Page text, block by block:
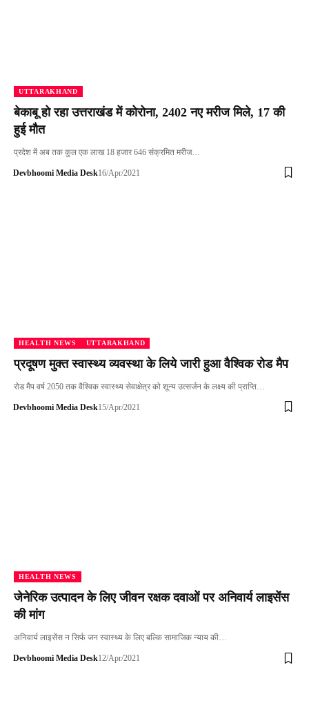
UTTARAKHAND
बेकाबू हो रहा उत्तराखंड में कोरोना, 2402 नए मरीज मिले, 17 की
हुई मौत
प्रदेश में अब तक कुल एक लाख 18 हजार 646 संक्रमित मरीज…
Devbhoomi Media Desk16/Apr/2021
HEALTH NEWS UTTARAKHAND
प्रदूषण मुक्‍त स्‍वास्‍थ्‍य व्‍यवस्‍था के लिये जारी हुआ वैश्विक रोड मैप
रोड मैप वर्ष 2050 तक वैश्विक स्वास्थ्य सेवाक्षेत्र को शून्य उत्सर्जन के लक्ष्य की प्राप्ति…
Devbhoomi Media Desk15/Apr/2021
HEALTH NEWS
जेनेरिक उत्पादन के लिए जीवन रक्षक दवाओं पर अनिवार्य लाइसेंस
की मांग
अनिवार्य लाइसेंस न सिर्फ जन स्वास्थ्य के लिए बल्कि सामाजिक न्याय की…
Devbhoomi Media Desk12/Apr/2021